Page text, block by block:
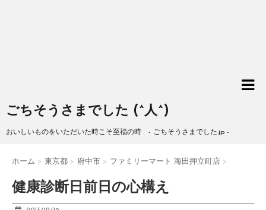
ごちそうさまでした (^人^)
おいしいものをいただいた時こそ至福の時 - ごちそうさまでした.jp -
ホーム > 東京都 > 府中市 > ファミリーマート 海田押立町店 >
健康診断日前日の心構え